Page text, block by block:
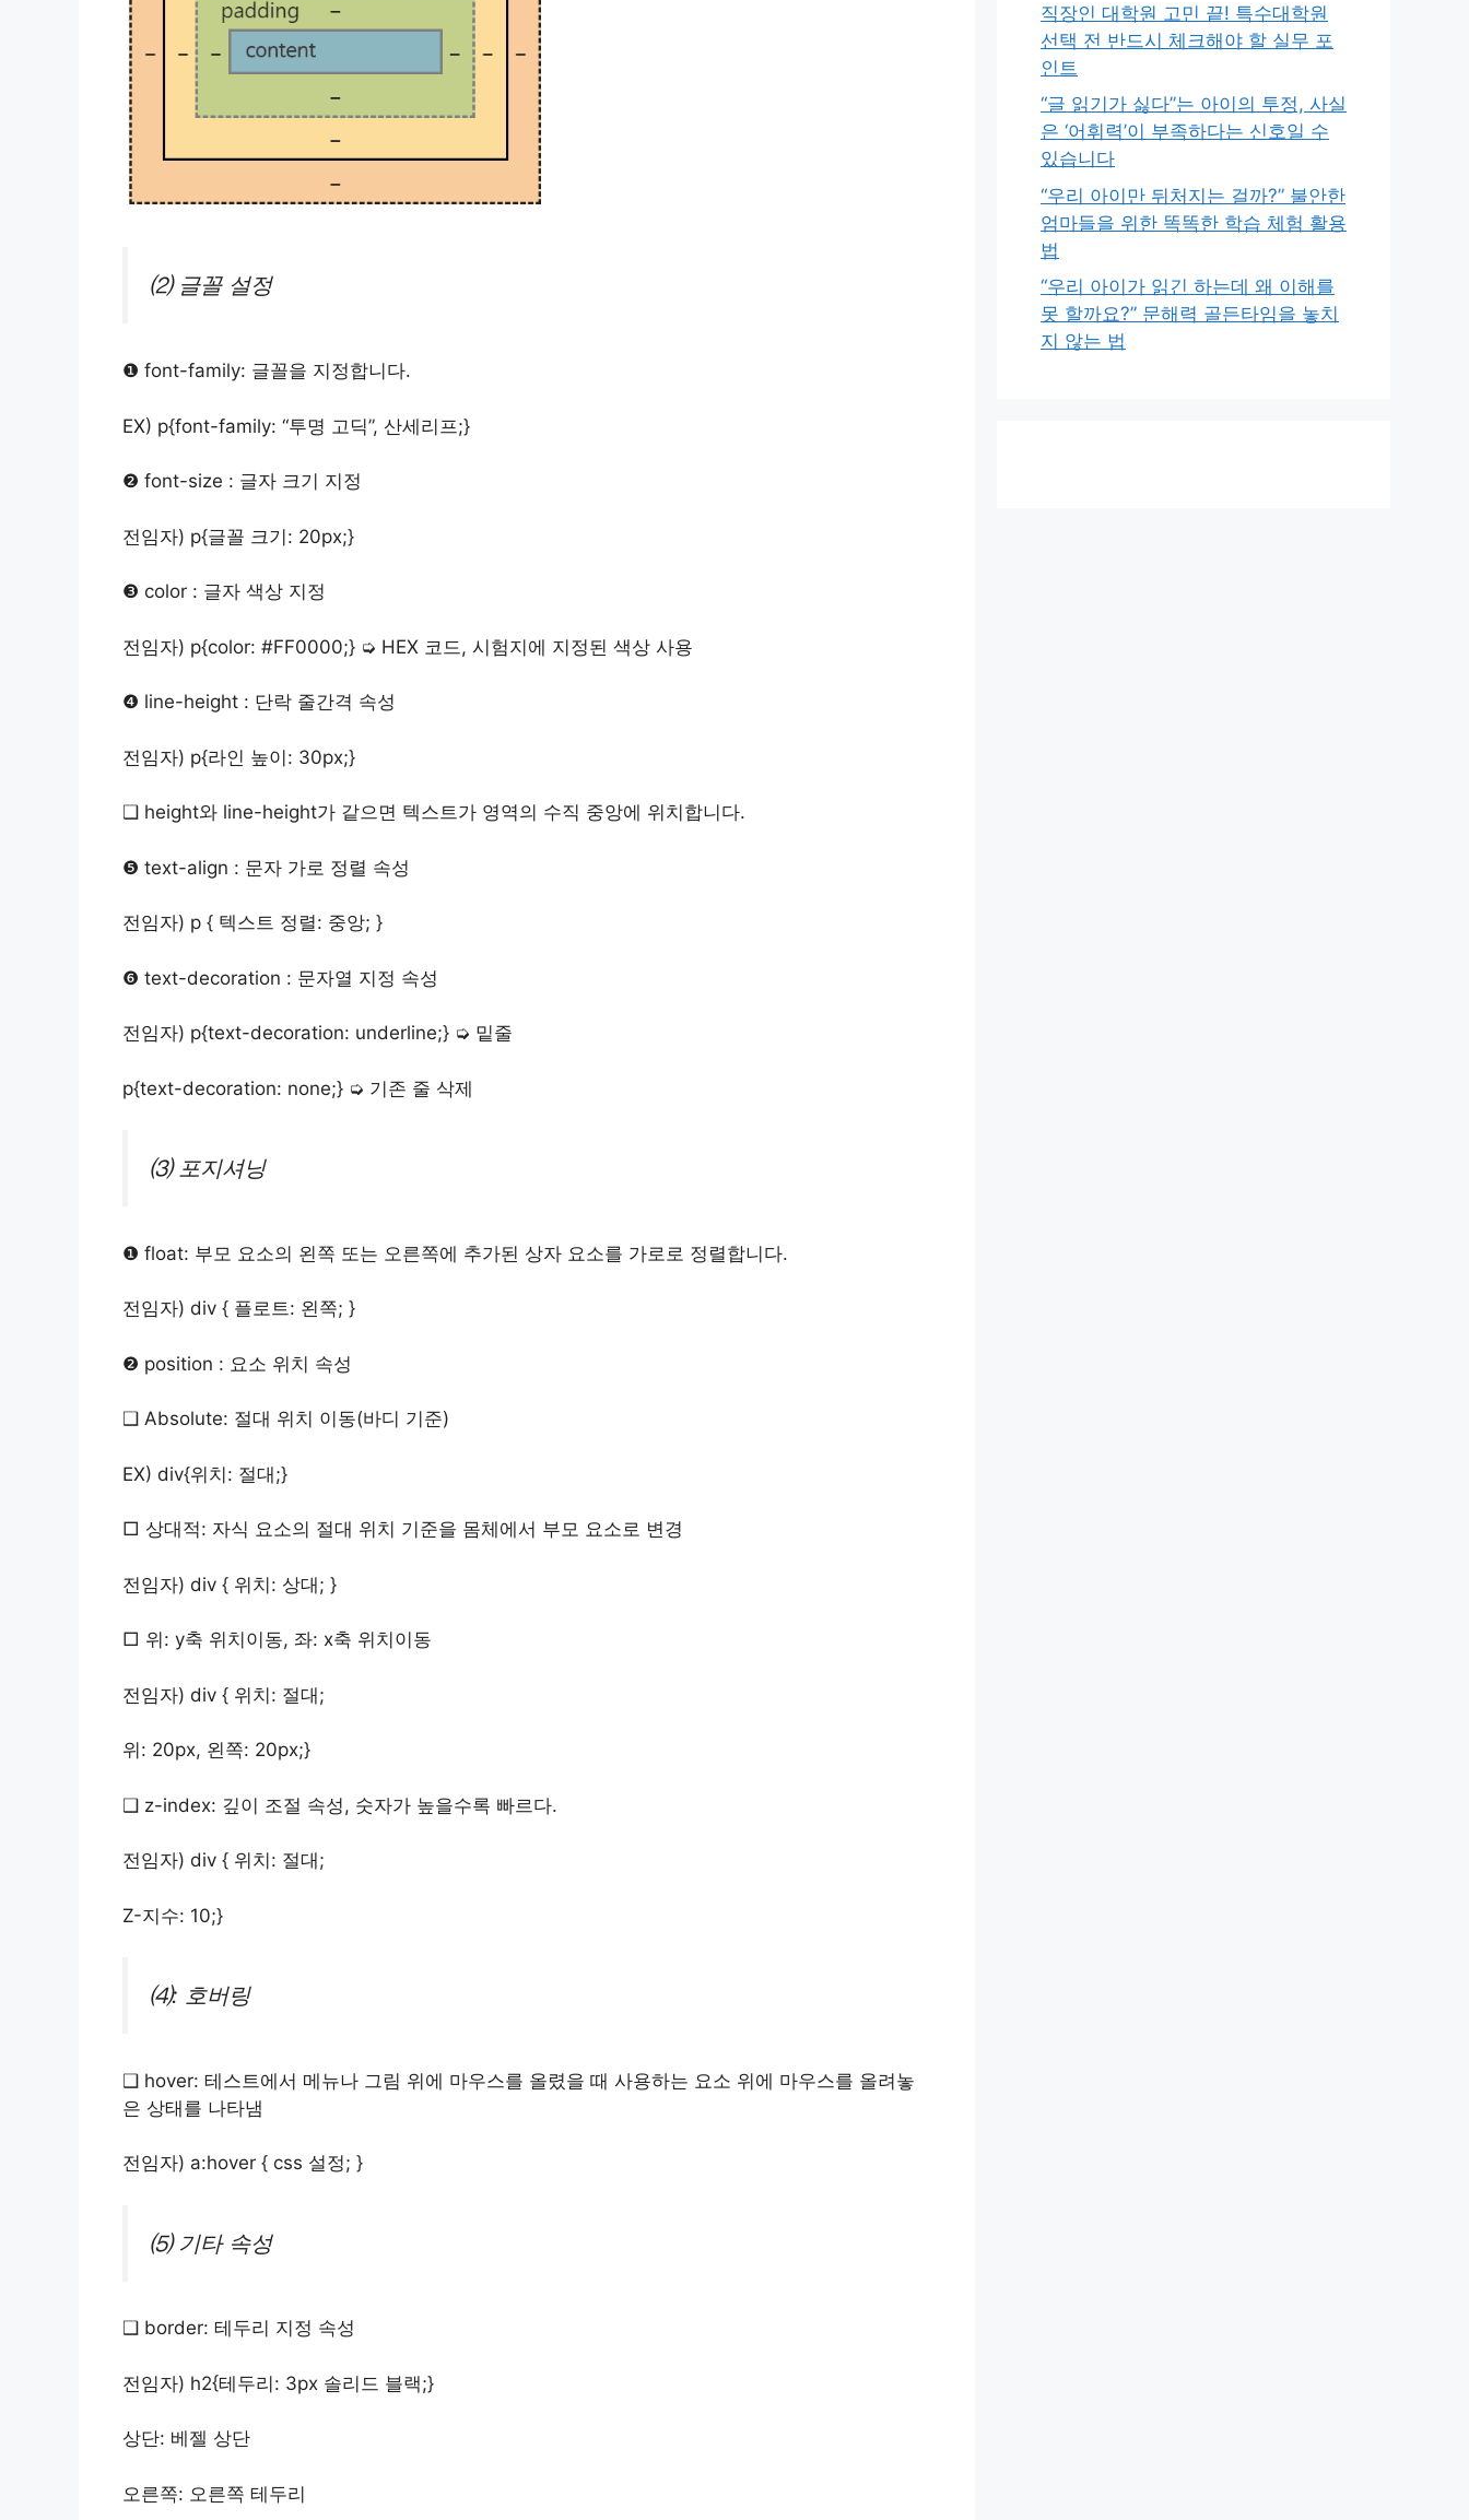
⑵ 글꼴 설정
❶ font-family: 글꼴을 지정합니다.
EX) p{font-family: “투명 고딕”, 산세리프;}
❷ font-size : 글자 크기 지정
전임자) p{글꼴 크기: 20px;}
❸ color : 글자 색상 지정
전임자) p{color: #FF0000;} ➭ HEX 코드, 시험지에 지정된 색상 사용
❹ line-height : 단락 줄간격 속성
전임자) p{라인 높이: 30px;}
❑ height와 line-height가 같으면 텍스트가 영역의 수직 중앙에 위치합니다.
❺ text-align : 문자 가로 정렬 속성
전임자) p { 텍스트 정렬: 중앙; }
❻ text-decoration : 문자열 지정 속성
전임자) p{text-decoration: underline;} ➭ 밑줄
p{text-decoration: none;} ➭ 기존 줄 삭제
⑶ 포지셔닝
❶ float: 부모 요소의 왼쪽 또는 오른쪽에 추가된 상자 요소를 가로로 정렬합니다.
전임자) div { 플로트: 왼쪽; }
❷ position : 요소 위치 속성
❑ Absolute: 절대 위치 이동(바디 기준)
EX) div{위치: 절대;}
□ 상대적: 자식 요소의 절대 위치 기준을 몸체에서 부모 요소로 변경
전임자) div { 위치: 상대; }
□ 위: y축 위치이동, 좌: x축 위치이동
전임자) div { 위치: 절대;
위: 20px, 왼쪽: 20px;}
❑ z-index: 깊이 조절 속성, 숫자가 높을수록 빠르다.
전임자) div { 위치: 절대;
Z-지수: 10;}
⑷: 호버링
❑ hover: 테스트에서 메뉴나 그림 위에 마우스를 올렸을 때 사용하는 요소 위에 마우스를 올려놓
은 상태를 나타냄
전임자) a:hover { css 설정; }
⑸ 기타 속성
❑ border: 테두리 지정 속성
전임자) h2{테두리: 3px 솔리드 블랙;}
상단: 베젤 상단
오른쪽: 오른쪽 테두리
직장인 대학원 고민 끝! 특수대학원
선택 전 반드시 체크해야 할 실무 포
인트
“글 읽기가 싫다”는 아이의 투정, 사실
은 ‘어휘력’이 부족하다는 신호일 수
있습니다
“우리 아이만 뒤처지는 걸까?” 불안한
엄마들을 위한 똑똑한 학습 체험 활용
법
“우리 아이가 읽긴 하는데 왜 이해를
못 할까요?” 문해력 골든타임을 놓치
지 않는 법